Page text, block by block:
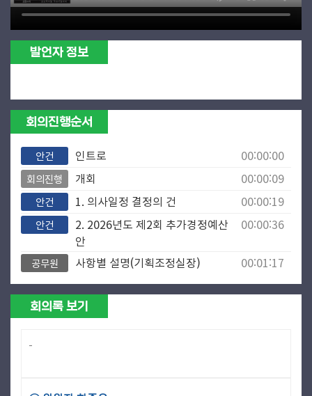
발언자 정보
회의진행순서
안건 인트로 00:00:00
회의진행 개회 00:00:09
안건 1. 의사일정 결정의 건 00:00:19
안건
2. 2026년도 제2회 추가경정예산
안
00:00:36
공무원 사항별 설명(기획조정실장) 00:01:17
질문답변 질의답변 00:04:48
공무원 사항별 설명(복지국장)
회의록 보기
-